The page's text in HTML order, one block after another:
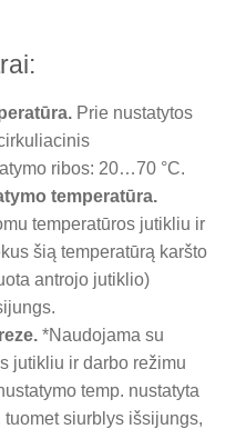
Prie nustatytos
ribos: 20…70 °C.
temperatūra.
temperatūros jutikliu ir
šią temperatūrą karšto
antrojo jutiklio)
*Naudojama su
jutikliu ir darbo režimu
temp. nustatyta
tuomet siurblys išsijungs,